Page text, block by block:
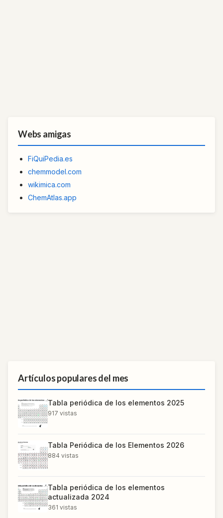
Webs amigas
FiQuiPedia.es
chemmodel.com
wikimica.com
ChemAtlas.app
Artículos populares del mes
Tabla periódica de los elementos 2025
917 vistas
Tabla Periódica de los Elementos 2026
884 vistas
Tabla periódica de los elementos
actualizada 2024
361 vistas